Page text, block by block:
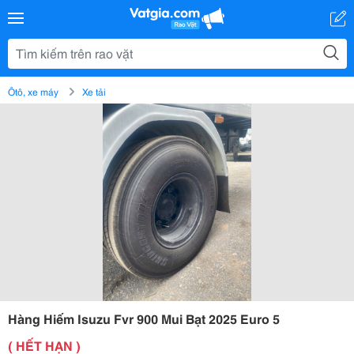
Ôtô, xe máy Xe tải
Hàng Hiếm Isuzu Fvr 900 Mui Bạt 2025 Euro 5
( HẾT HẠN )